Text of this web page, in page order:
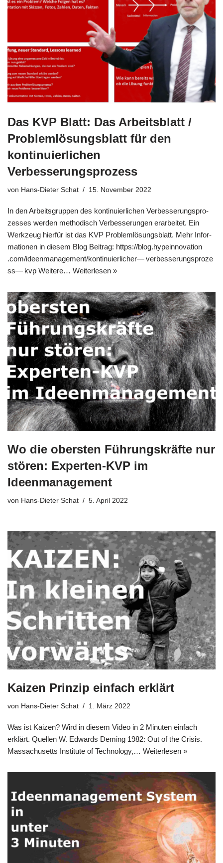
Das KVP Blatt: Das Arbeitsblatt /​
Problemlösungsblatt für den
kontinuierlichen
Verbesserungsprozess
von Hans-Dieter Schat 15. November 2022
In den Arbeits­grup­pen des kon­ti­nu­ier­li­chen Ver­bes­se­rungs­pro­
zes­ses wer­den metho­disch Ver­bes­se­run­gen erar­bei­tet. Ein
Werk­zeug hier­für ist das KVP Pro­blem­lö­sungs­blatt. Mehr Infor­
ma­tio­nen in die­sem Blog Bei­trag: https://​blog​.hypein​no​va​ti​on​
.com/​i​d​e​e​n​m​a​n​a​g​e​m​e​n​t​/​k​o​n​t​i​n​u​i​e​r​l​i​c​h​e​r​— v​e​r​b​e​s​s​e​r​u​n​g​s​p​r​o​z​e​
s​s​— kvp Wei­te­re… Wei­ter­le­sen »
Wo die obersten Führungskräfte nur
stören: Experten-KVP im
Ideenmanagement
von Hans-Dieter Schat 5. April 2022
Kaizen Prinzip einfach erklärt
von Hans-Dieter Schat 1. März 2022
Was ist Kai­zen? Wird in die­sem Video in 2 Minu­ten ein­fach
erklärt. Quel­len W. Edwards Deming 1982: Out of the Cri­sis.
Mas­sa­chu­setts Insti­tu­te of Tech­no­lo­gy,… Wei­ter­le­sen »